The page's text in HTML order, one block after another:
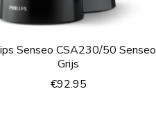
Senseo CSA230/50 Senseo
Grijs
€92.95